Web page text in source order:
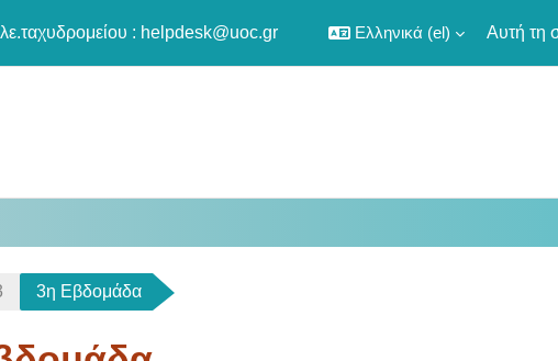
: helpdesk@uoc.gr Ελληνικά ‎(el)‎ Αυτή τη
3η Εβδομάδα